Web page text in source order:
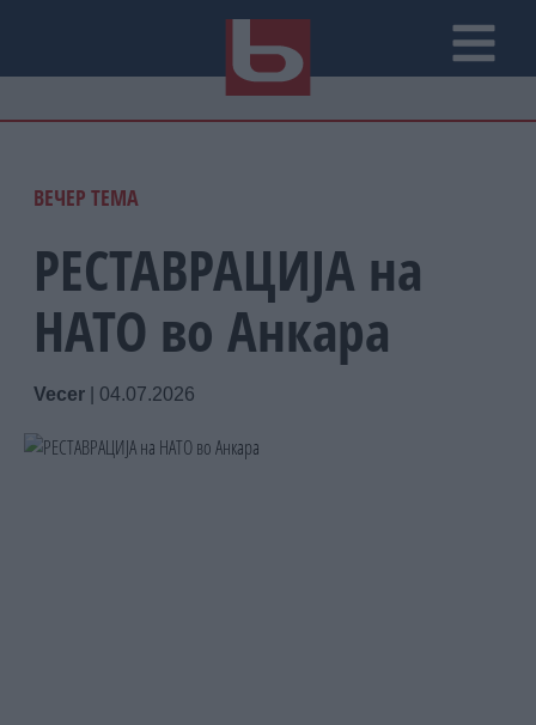
ВЕЧЕР ТЕМА
РЕСТАВРАЦИЈА на
НАТО во Анкара
Vecer 04.07.2026